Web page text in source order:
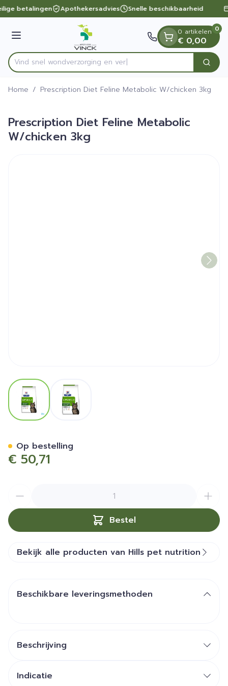
Ga naar de inhoud
1 van 1
betalingen Apothekersadvies Snelle beschikbaarheid
Menu
Product, merk, categorie...
Vind snel wondverzorgin Zoek
0 artikelen
€ 0,00
0
Home / Prescription Diet Feline Metabolic W/chicken 3kg
Prescription Diet Feline Metabolic
W/chicken 3kg
View larger imageView larger image
€ 50,71
Bestel
Op bestelling
Bekijk alle producten van Hills pet nutrition
Beschikbare leveringsmethoden
Beschrijving
Indicatie